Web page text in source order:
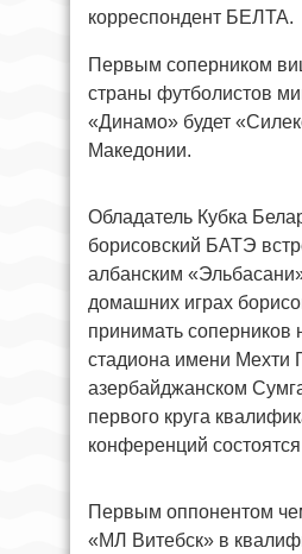
корреспондент БЕЛТА.
Первым соперником
страны футболистов
«Динамо» будет
Македонии.
Обладатель Кубка
борисовский БАТЭ
албанским
домашних играх
принимать соперников
стадиона имени Мехти
азербайджанском
первого круга
конференций
Первым оппонентом
«МЛ Витебск» в